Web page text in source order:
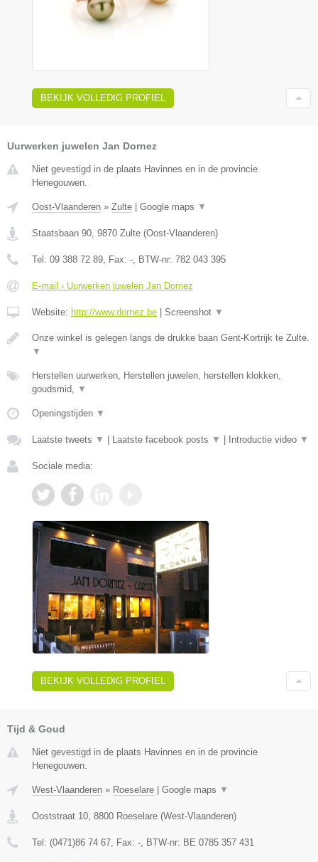
BEKIJK VOLLEDIG PROFIEL
Uurwerken juwelen Jan Dornez
Niet gevestigd in de plaats Havinnes en in de provincie
Henegouwen.
Oost-Vlaanderen » Zulte Google maps ▼
Staatsbaan 90, 9870 Zulte (Oost-Vlaanderen)
Tel: 09 388 72 89, Fax: -, BTW-nr: 782 043 395
E-mail › Uurwerken juwelen Jan Dornez
Website: http://www.dornez.be Screenshot ▼
Onze winkel is gelegen langs de drukke baan Gent-Kortrijk te Zulte.
▼
Herstellen uurwerken, Herstellen juwelen, herstellen klokken,
goudsmid, ▼
Openingstijden ▼
Laatste tweets ▼ Laatste facebook posts ▼ Introductie video ▼
Sociale media:
BEKIJK VOLLEDIG PROFIEL
Tijd & Goud
Niet gevestigd in de plaats Havinnes en in de provincie
Henegouwen.
West-Vlaanderen » Roeselare | Google maps ▼
Ooststraat 10 8800 Roeselare (West-Vlaanderen)
Tel: (0471)86 74 67 , Fax: - , BTW-nr: BE 0785 357 431